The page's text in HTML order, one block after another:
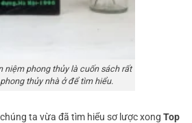
niệm phong thủy là cuốn sách rất
thủy nhà ở để tìm hiểu.
ta vừa đã tìm hiểu sơ lược xong Top